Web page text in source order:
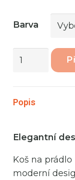
Barva
Phoenix
prádlo
Nile
Popis
Elegantní
Koš na
moderní